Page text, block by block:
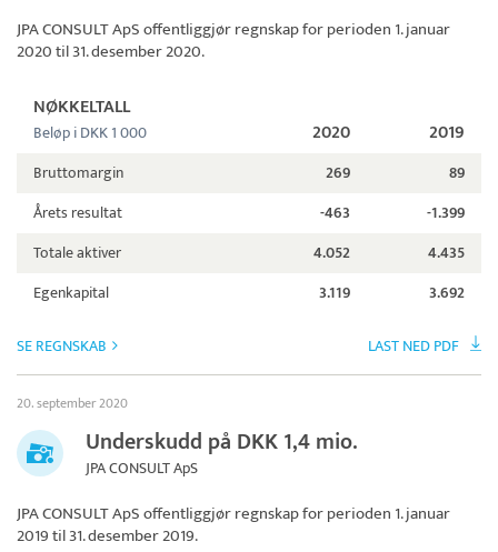
JPA CONSULT ApSoffentliggjør regnskap for perioden 1. januar
2020 til 31. desember 2020.
NØKKELTALL
Beløp i DKK 1 000 2020 2019
Bruttomargin 269
89
Årets resultat
-463
-1.399
Totale aktiver
4.052
4.435
Egenkapital
3.119 3.692
SE REGNSKAB LAST NED PDF
20. september 2020
Underskudd på DKK 1,4 mio.
JPA CONSULT ApS
JPA CONSULT ApSoffentliggjør regnskap for perioden 1. januar
2019 til 31. desember 2019.